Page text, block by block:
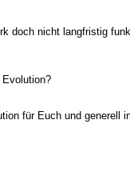
doch nicht langfristig
für Euch und generell